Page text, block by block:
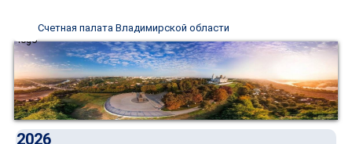
Счетная палата Владимирской области
2026